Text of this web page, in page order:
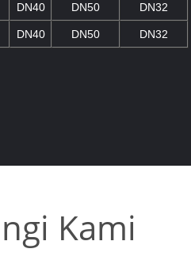
DN40 DN50
DN32
DN40 DN50 DN32
Kami